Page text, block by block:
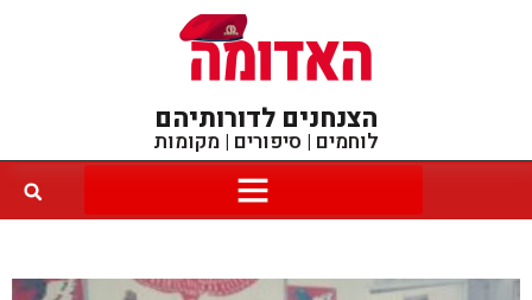
הצנחנים לדורותיהם
לוחמים | סיפורים | מקומות